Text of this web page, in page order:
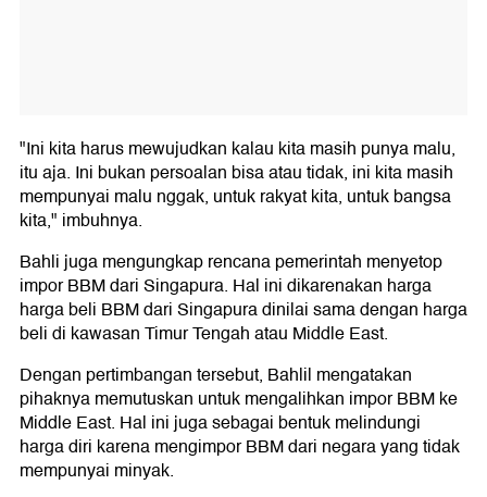
"Ini kita harus mewujudkan kalau kita masih punya malu,
itu aja. Ini bukan persoalan bisa atau tidak, ini kita masih
mempunyai malu nggak, untuk rakyat kita, untuk bangsa
kita," imbuhnya.
Bahli juga mengungkap rencana pemerintah menyetop
impor BBM dari Singapura. Hal ini dikarenakan harga
harga beli BBM dari Singapura dinilai sama dengan harga
beli di kawasan Timur Tengah atau Middle East.
Dengan pertimbangan tersebut, Bahlil mengatakan
pihaknya memutuskan untuk mengalihkan impor BBM ke
Middle East. Hal ini juga sebagai bentuk melindungi
harga diri karena mengimpor BBM dari negara yang tidak
mempunyai minyak.